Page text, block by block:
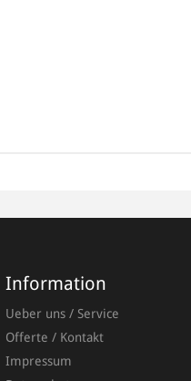
Information
Ueber uns / Service
Offerte / Kontakt
Impressum